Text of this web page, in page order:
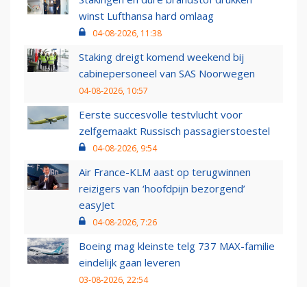
winst Lufthansa hard omlaag
04-08-2026, 11:38
Staking dreigt komend weekend bij
cabinepersoneel van SAS Noorwegen
04-08-2026, 10:57
Eerste succesvolle testvlucht voor
zelfgemaakt Russisch passagierstoestel
04-08-2026, 9:54
Air France-KLM aast op terugwinnen
reizigers van ‘hoofdpijn bezorgend’
easyJet
04-08-2026, 7:26
Boeing mag kleinste telg 737 MAX-familie
eindelijk gaan leveren
03-08-2026, 22:54